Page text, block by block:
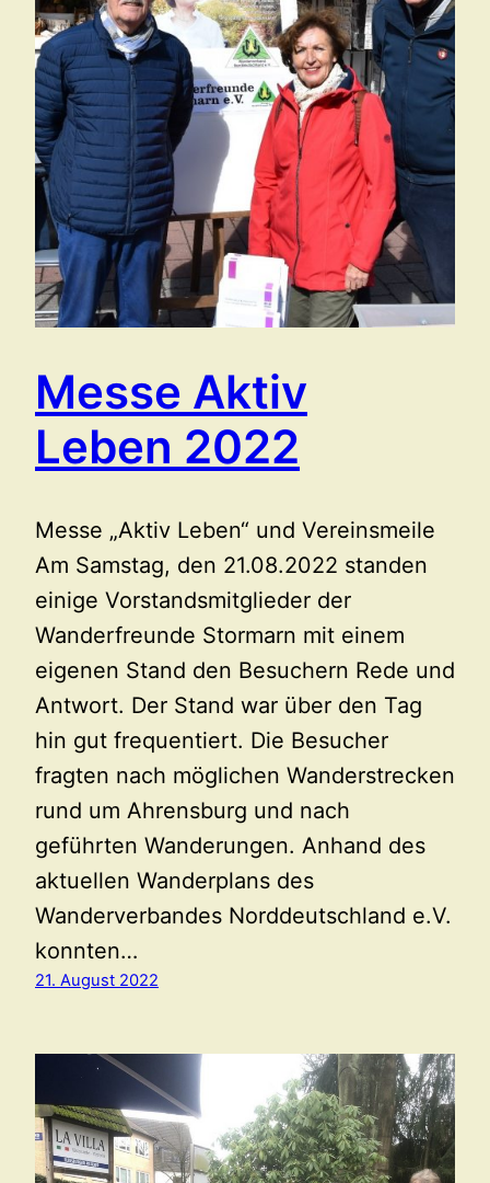
Messe Aktiv
Leben 2022
Messe „Aktiv Leben“ und Vereinsmeile
Am Samstag, den 21.08.2022 standen
einige Vorstandsmitglieder der
Wanderfreunde Stormarn mit einem
eigenen Stand den Besuchern Rede und
Antwort. Der Stand war über den Tag
hin gut frequentiert. Die Besucher
fragten nach möglichen Wanderstrecken
rund um Ahrensburg und nach
geführten Wanderungen. Anhand des
aktuellen Wanderplans des
Wanderverbandes Norddeutschland e.V.
konnten…
21. August 2022